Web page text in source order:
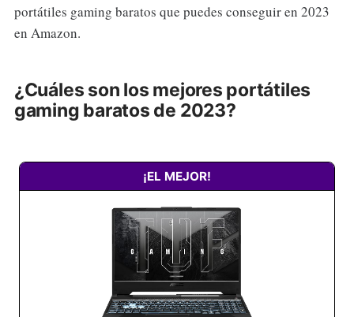
portátiles gaming baratos que puedes conseguir en 2023
en Amazon.
¿Cuáles son los mejores portátiles
gaming baratos de 2023?
¡EL MEJOR!